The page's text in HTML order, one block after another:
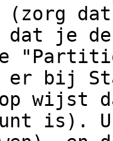
(zorg dat
dat je
er bij
wijst
is).